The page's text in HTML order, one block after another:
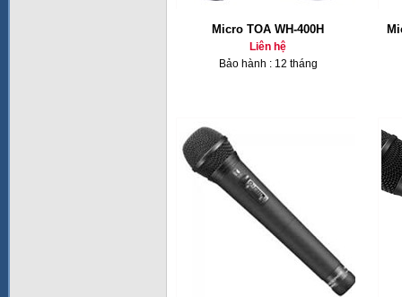
Micro TOA WH-400H
Liên hệ
Bảo hành : 12 tháng